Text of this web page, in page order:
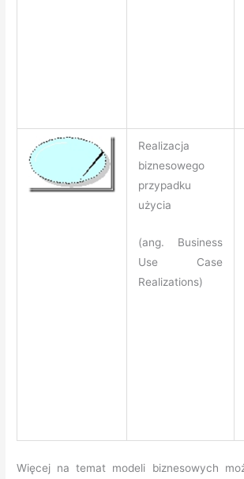
Realizacja
biznesowego
przypadku
użycia
(ang. Business
Use Case
Realizations)
Więcej na temat modeli biznesowych